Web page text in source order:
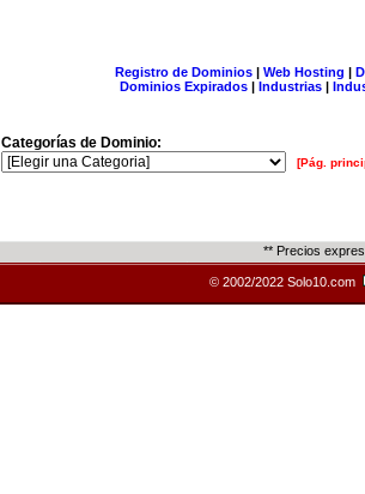
Registro de Dominios| Web Hosting |
Dominios Expirados | Industrias |
Categorías de Dominio:
[Pág.
** Precios
© 2002/2022 Solo10.com